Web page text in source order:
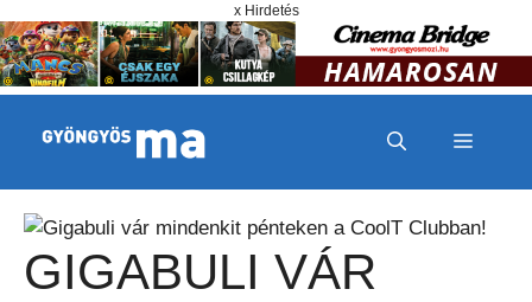
x Hirdetés
MENÜ
GIGABULI VÁR